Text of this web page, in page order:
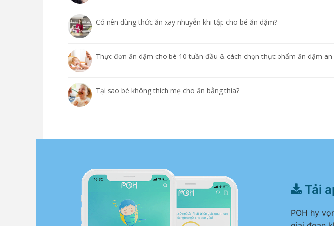
Có nên dùng thức ăn xay nhuyễn khi tập cho bé ăn dặm?
Thực đơn ăn dặm cho bé 10 tuần đầu & cách chọn thực phẩm ăn dặm an
Tại sao bé không thích mẹ cho ăn bằng thìa?
Tải
POH hy